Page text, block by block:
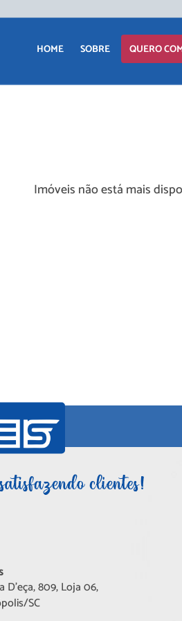
HOME SOBRE QUERO
TERRENO
Imóveis não está mais
D'eça, 809, Loja 06,
SC